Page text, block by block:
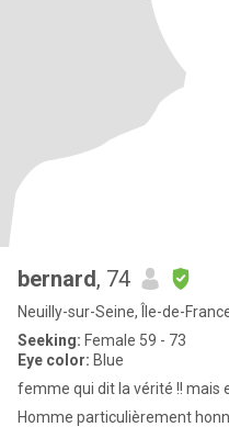
bernard, 74
Neuilly-sur-Seine, Île-de-
Seeking: Female 59 - 73
Eye color: Blue
femme qui dit la vérité !! mais
Homme particulièrement